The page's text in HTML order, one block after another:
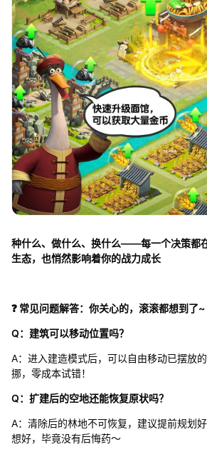
种什么、做什么、换什么——每一个决策都
生态，也悄然影响着你的战力成长
❓ 常见问题解答：你关心的，滚滚都想到了~
Q：建筑可以移动位置吗？
A：进入建造模式后，可以自由移动已摆放
挪，零成本试错！
Q：扩建后的空地还能恢复原状吗？
A：清除后的林地不可恢复，建议提前规划
想好，毕竟没有后悔药～